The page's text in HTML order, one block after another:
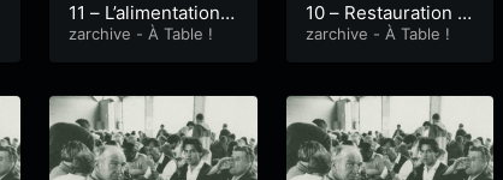
11 – L’alimentation,
un enjeu politique ?
zarchive - À Table !
10 – Restauration c
ollective et approvi
zarchive - À Table !